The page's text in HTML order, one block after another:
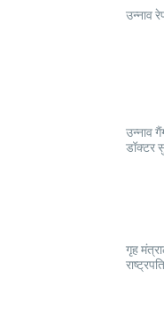
उन्नाव
उन्नाव
डॉक्टर
गृह